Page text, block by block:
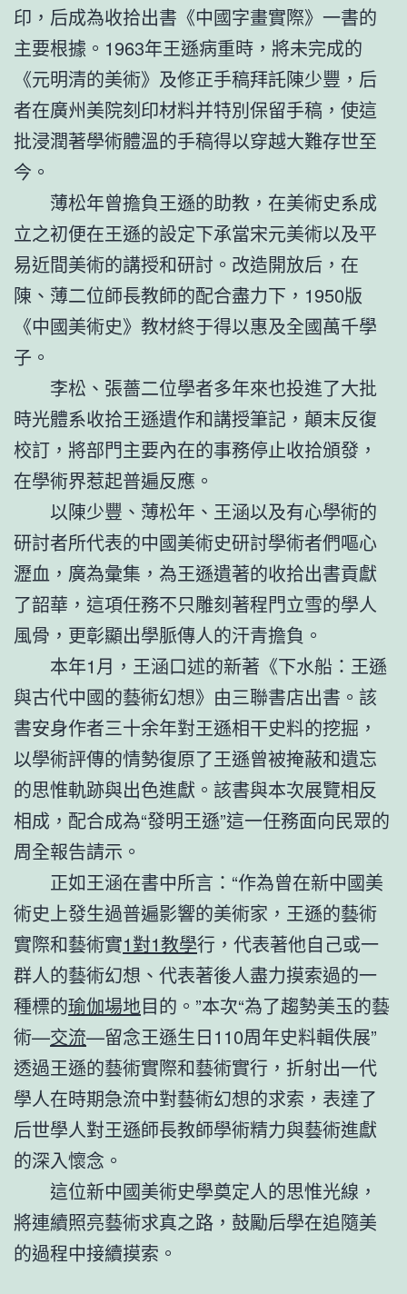
印，后成為收拾出書《中國字畫實際》一書的
主要根據。1963年王遜病重時，將未完成的
《元明清的美術》及修正手稿拜託陳少豐，后
者在廣州美院刻印材料并特別保留手稿，使這
批浸潤著學術體溫的手稿得以穿越大難存世至
今。
薄松年曾擔負王遜的助教，在美術史系成
立之初便在王遜的設定下承當宋元美術以及平
易近間美術的講授和研討。改造開放后，在
陳、薄二位師長教師的配合盡力下，1950版
《中國美術史》教材終于得以惠及全國萬千學
子。
李松、張薔二位學者多年來也投進了大批
時光體系收拾王遜遺作和講授筆記，顛末反復
校訂，將部門主要內在的事務停止收拾頒發，
在學術界惹起普遍反應。
以陳少豐、薄松年、王涵以及有心學術的
研討者所代表的中國美術史研討學術者們嘔心
瀝血，廣為彙集，為王遜遺著的收拾出書貢獻
了韶華，這項任務不只雕刻著程門立雪的學人
風骨，更彰顯出學脈傳人的汗青擔負。
本年1月，王涵口述的新著《下水船：王遜
與古代中國的藝術幻想》由三聯書店出書。該
書安身作者三十余年對王遜相干史料的挖掘，
以學術評傳的情勢復原了王遜曾被掩蔽和遺忘
的思惟軌跡與出色進獻。該書與本次展覽相反
相成，配合成為“發明王遜”這一任務面向民眾的
周全報告請示。
正如王涵在書中所言：“作為曾在新中國美
術史上發生過普遍影響的美術家，王遜的藝術
實際和藝術實1對1教學行，代表著他自己或一
群人的藝術幻想、代表著後人盡力摸索過的一
種標的瑜伽場地目的。”本次“為了趨勢美玉的藝
術—交流—留念王遜生日110周年史料輯佚展”
透過王遜的藝術實際和藝術實行，折射出一代
學人在時期急流中對藝術幻想的求索，表達了
后世學人對王遜師長教師學術精力與藝術進獻
的深入懷念。
這位新中國美術史學奠定人的思惟光線，
將連續照亮藝術求真之路，鼓勵后學在追隨美
的過程中接續摸索。